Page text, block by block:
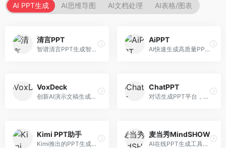
AI PPT生成 AI思维导图 AI文档处理 AI表格/图表
清言PPT
智谱清言PPT生成智能体，基于GLM大模型。面向智谱用户，支持对话生成PPT、内容优化等服务，与智谱生态深度整合。
AiPPT
AI快速生成高质量PPT平台，支持主题定制。面向职场人士和学生，提供一键生成、模板选择、内容优化等服务，PPT制作速度快，设计质量高。
VoxDeck
创新AI演示文稿生成工具，支持语音交互创作。面向职场人士，支持语音输入、PPT生成、内容优化等功能，语音创作体验便捷。
ChatPPT
对话生成PPT平台，支持自然语言交互创作。面向职场人士和教育工作者，通过对话方式完成PPT制作，交互体验友好，创作过程直观。
Kimi PPT助手
Kimi推出的PPT生成智能体，整合长文本处理能力。面向职场人士和学生，支持文档解析、PPT生成、内容优化等服务，与Kimi生态深度整合。
麦当秀MindSHOW
AI在线PPT生成工具，支持思维导图转PPT。面向职场人士，提供思维导图导入、PPT生成、模板选择等服务，思维导图转PPT效率高。